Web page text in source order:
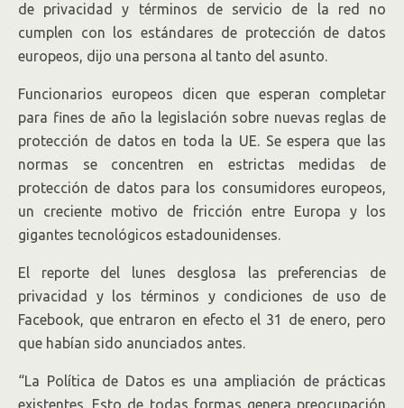
de privacidad y términos de servicio de la red no
cumplen con los estándares de protección de datos
europeos, dijo una persona al tanto del asunto.
Funcionarios europeos dicen que esperan completar
para fines de año la legislación sobre nuevas reglas de
protección de datos en toda la UE. Se espera que las
normas se concentren en estrictas medidas de
protección de datos para los consumidores europeos,
un creciente motivo de fricción entre Europa y los
gigantes tecnológicos estadounidenses.
El reporte del lunes desglosa las preferencias de
privacidad y los términos y condiciones de uso de
Facebook, que entraron en efecto el 31 de enero, pero
que habían sido anunciados antes.
“La Política de Datos es una ampliación de prácticas
existentes. Esto de todas formas genera preocupación